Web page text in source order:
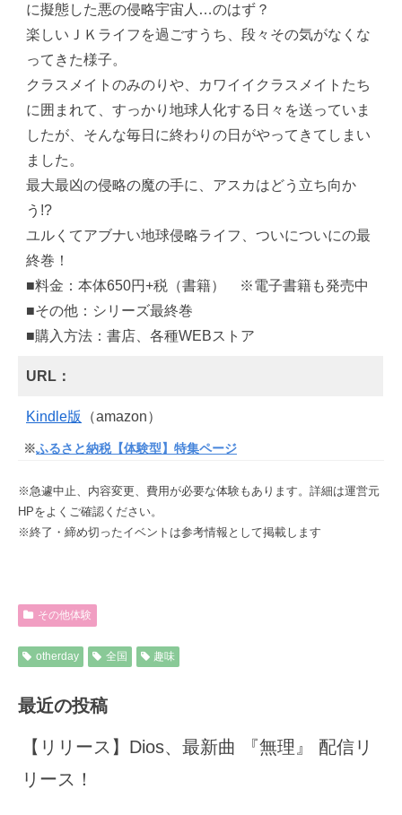
に擬態した悪の侵略宇宙人…のはず？
楽しいＪＫライフを過ごすうち、段々その気がなくな
ってきた様子。
クラスメイトのみのりや、カワイイクラスメイトたち
に囲まれて、すっかり地球人化する日々を送っていま
したが、そんな毎日に終わりの日がやってきてしまい
ました。
最大最凶の侵略の魔の手に、アスカはどう立ち向か
う!?
ユルくてアブナい地球侵略ライフ、ついについにの最
終巻！
■料金：本体650円+税（書籍） ※電子書籍も発売中
■その他：シリーズ最終巻
■購入方法：書店、各種WEBストア
URL：
Kindle版 （amazon）
※ふるさと納税【体験型】 特集ページ
※急遽中止、内容変更、費用が必要な体験もあります。詳細は運営元
HPをよくご確認ください。
※終了・締め切ったイベントは参考情報として掲載します
その他体験
otherday 全国 趣味
最近の投稿
【リリース】Dios、最新曲 『無理』 配信リ
リース！